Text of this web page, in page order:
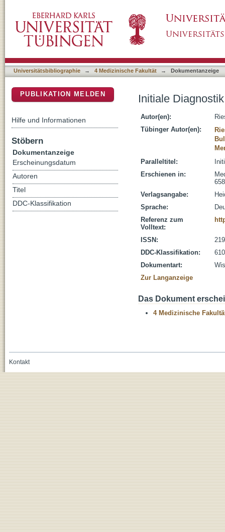
Universitätsbibliographie → 4 Medizinische Fakultät → Dokumentanzeige
Initiale
Autor(en):
Tübinger Autor(en):
Paralleltitel:
Erschienen in:
658
Verlagsangabe:
Sprache:
Referenz zum
Volltext:
ISSN:
DDC-Klassifikation:
Dokumentart:
Zur Langanzeige
Das Dokument
4 Medizinische
PUBLIKATION MELDEN
Hilfe und Informationen
Stöbern
Dokumentanzeige
Erscheinungsdatum
Autoren
Titel
DDC-Klassifikation
Kontakt